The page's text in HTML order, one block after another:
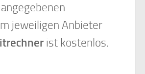
jeweiligen Anbieter
ist kostenlos.